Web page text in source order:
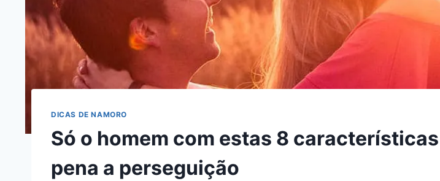
DICAS DE NAMORO
Só o homem com estas 8
pena a perseguição